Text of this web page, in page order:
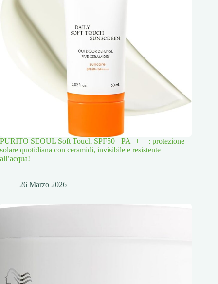
PURITO SEOUL Soft Touch SPF50+ PA++++: protezione
solare quotidiana con ceramidi, invisibile e resistente
all’acqua!
26 Marzo 2026